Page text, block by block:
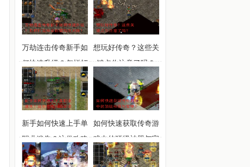
万劫连击传奇新手如
何快速升级？怎样打
造神装称霸玛法大
陆？
想玩好传奇？这些关
键点你注意了吗？
新手如何快速上手单
职业迷失？这份攻略
指南必读
如何快速获取传奇游
戏中的顶级神器与宝
甲？